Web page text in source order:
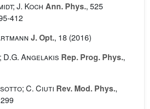
J. Koch Ann. Phys., 525
412
J. Opt., 18 (2016)
D.G. Angelakis Rep. Prog. Phys.,
C. Ciuti Rev. Mod. Phys.,